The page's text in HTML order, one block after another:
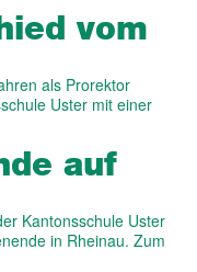
vom
als Prorektor
Uster mit einer
auf
Kantonsschule Uster
in Rheinau. Zum